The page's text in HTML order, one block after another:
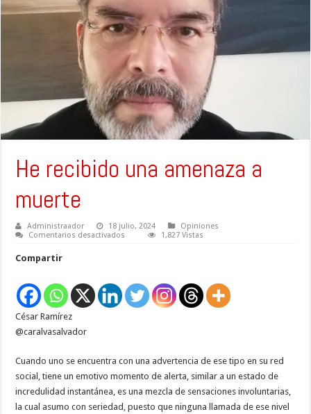
He recibido una amenaza a
muerte
Administraador 18 julio, 2024
Opiniones
Comentarios desactivados
muerte
1,827 Vistas
Compartir
César Ramírez
@caralvasalvador
Cuando uno se encuentra con una advertencia de ese tipo en su red
social, tiene un emotivo momento de alerta, similar a un estado de
incredulidad instantánea, es una mezcla de sensaciones involuntarias,
la cual asumo con seriedad, puesto que ninguna llamada de ese nivel